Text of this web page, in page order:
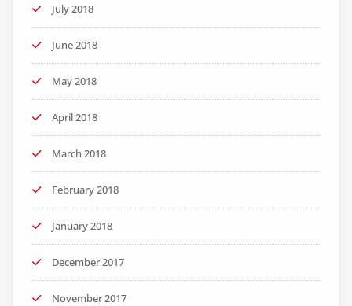
July 2018
June 2018
May 2018
April 2018
March 2018
February 2018
January 2018
December 2017
November 2017